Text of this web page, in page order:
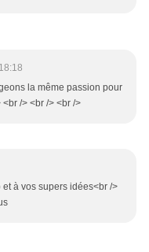
la même passion pour
/> <br /> <br />
à vos supers idées<br />